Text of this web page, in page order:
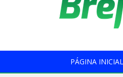
PÁGINA INICIAL